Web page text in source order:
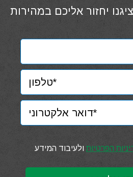
יחזור אליכם במהירות
הפרטיות ולעיבוד המידע